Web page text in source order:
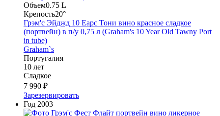
Объем0.75 L
Крепость20°
Грэм'с Эйджд 10 Еарс Тони вино красное сладкое
(портвейн) в п/у 0,75 л (Graham's 10 Year Old Tawny Port
in tube)
Graham`s
Португалия
10 лет
Сладкое
7 990 ₽
Зарезервировать
Год 2003